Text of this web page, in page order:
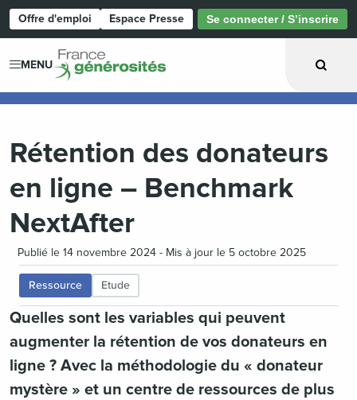
Offre d'emploi Espace Presse Se connecter / S’inscrire
MENU
Rétention des donateurs
en ligne – Benchmark
NextAfter
Publié le 14 novembre 2024 - Mis à jour le 5 octobre 2025
Ressource Etude
Quelles sont les variables qui peuvent
augmenter la rétention de vos donateurs en
ligne ? Avec la méthodologie du « donateur
mystère » et un centre de ressources de plus